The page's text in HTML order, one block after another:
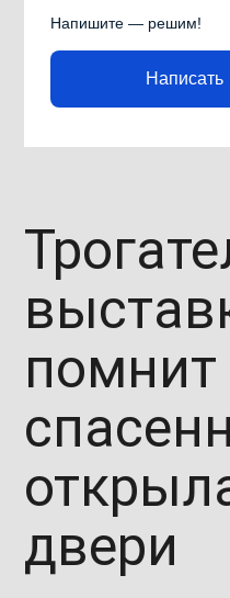
Напишите — решим!
Написать
двери